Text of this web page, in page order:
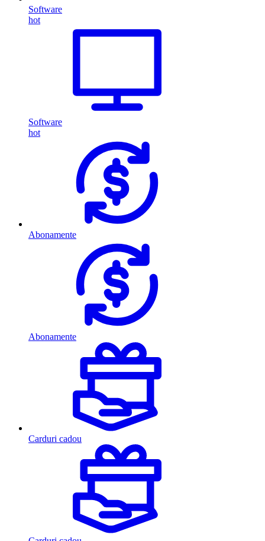
Software
hot
Software
hot
Abonamente
Abonamente
Carduri cadou